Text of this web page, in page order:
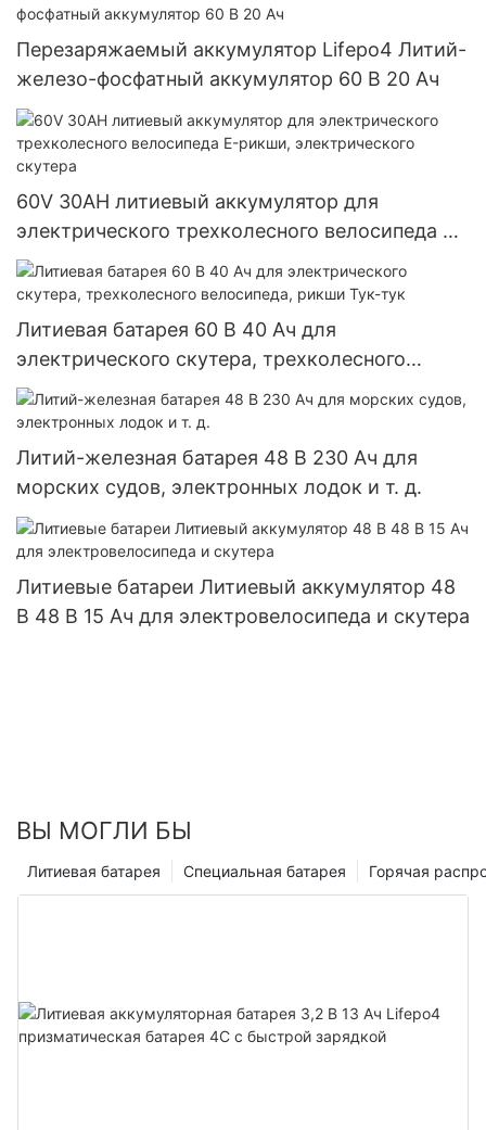
Перезаряжаемый аккумулятор Lifepo4 Литий-
железо-фосфатный аккумулятор 60 В 20 Ач
60V 30AH литиевый аккумулятор для
электрического трехколесного велосипеда E-
рикши, электрического скутера
Литиевая батарея 60 В 40 Ач для
электрического скутера, трехколесного
велосипеда, рикши Тук-тук
Литий-железная батарея 48 В 230 Ач для
морских судов, электронных лодок и т. д.
Литиевые батареи Литиевый аккумулятор 48
В 48 В 15 Ач для электровелосипеда и скутера
ВЫ МОГЛИ БЫ
Горячая
Специальная батарея
Литиевая батарея